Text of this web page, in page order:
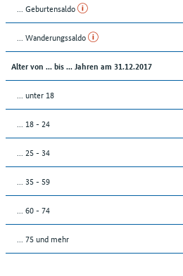
... Geburtensaldo
... Wanderungssaldo
Alter von ... bis ... Jahren am 31.12.2017
... unter 18
... 18 - 24
... 25 - 34
... 35 - 59
... 60 - 74
... 75 und mehr